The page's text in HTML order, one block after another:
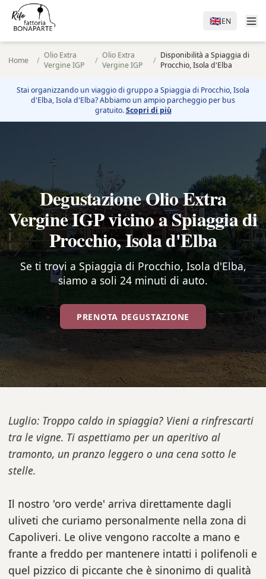
🇬🇧EN
Home / Olio Extra
Vergine IGP
/ Olio Extra
Vergine IGP
/ Disponibilità a Spiaggia di
Procchio, Isola d'Elba
Stai organizzando un viaggio di gruppo a Spiaggia di Procchio, Isola
d'Elba, Isola d'Elba? Abbiamo un ampio parcheggio per bus
gratuito. Scopri di più
Degustazione Olio Extra
Vergine IGP vicino a Spiaggia di
Procchio, Isola d'Elba
Se ti trovi a Spiaggia di Procchio, Isola d'Elba,
siamo a soli 24 minuti di auto.
PRENOTA DEGUSTAZIONE
Luglio: Troppo caldo in spiaggia? Vieni a rinfrescarti
tra le vigne. Ti aspettiamo per un aperitivo al
tramonto, un pranzo leggero o una cena sotto le
stelle.
Il nostro 'oro verde' arriva direttamente dagli
uliveti che curiamo personalmente nella zona di
Capoliveri. Le olive vengono raccolte a mano e
frante a freddo per mantenere intatti i polifenoli e
quel pizzico di piccante che è sinonimo di qualità